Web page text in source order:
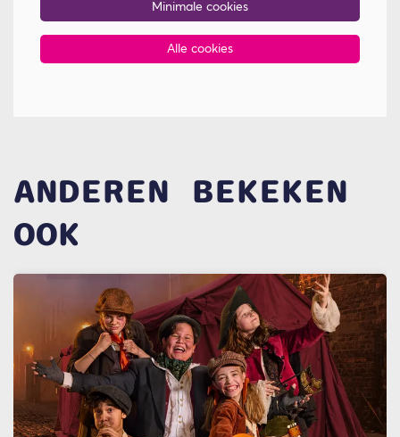
Minimale cookies
Alle cookies
ANDEREN BEKEKEN
OOK